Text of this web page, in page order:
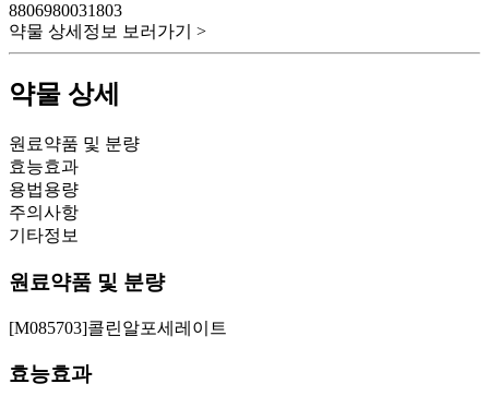
8806980031803
약물 상세정보 보러가기 >
약물 상세
원료약품 및 분량
효능효과
용법용량
주의사항
기타정보
원료약품 및 분량
[M085703]콜린알포세레이트
효능효과